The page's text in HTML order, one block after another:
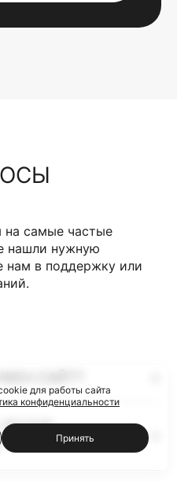
на самые частые
нашли нужную
в поддержку или
ЛУЧШЕ
для работы сайта
конфиденциальности
Принять